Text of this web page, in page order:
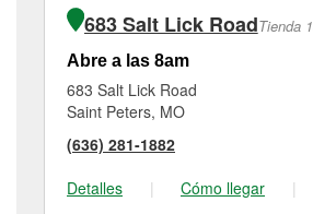
683 Salt Lick RoadTienda
Abre a las 8am
683 Salt Lick Road
Saint Peters, MO
(636) 281-1882
Detalles
| Cómo llegar |